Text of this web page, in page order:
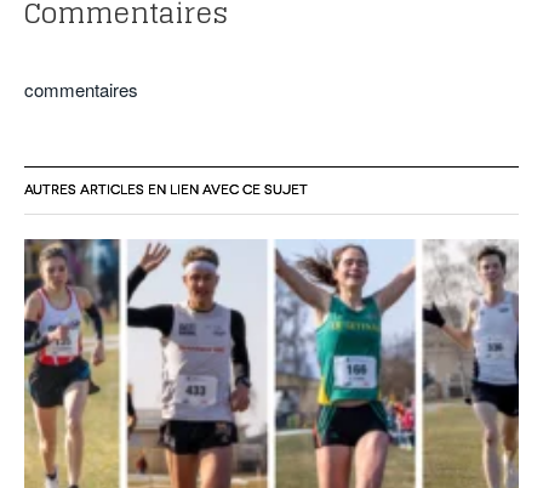
Commentaires
commentaires
AUTRES ARTICLES EN LIEN AVEC CE SUJET